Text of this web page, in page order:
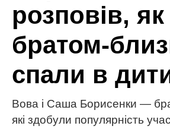
розповів,
братом-
спали в
Вова і Саша Борисенки —
які здобули популярність